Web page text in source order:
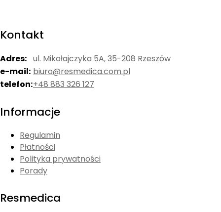
Kontakt
Adres: ul. Mikołajczyka 5A, 35-208 Rzeszów
e-mail: biuro@resmedica.com.pl
telefon:+48 883 326 127
Informacje
Regulamin
Płatności
Polityka prywatności
Porady
Resmedica